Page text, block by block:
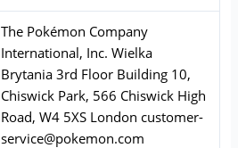
The Pokémon Company
International, Inc. Wielka
Brytania 3rd Floor Building 10,
Chiswick Park, 566 Chiswick High
Road, W4 5XS London customer-
service@pokemon.com